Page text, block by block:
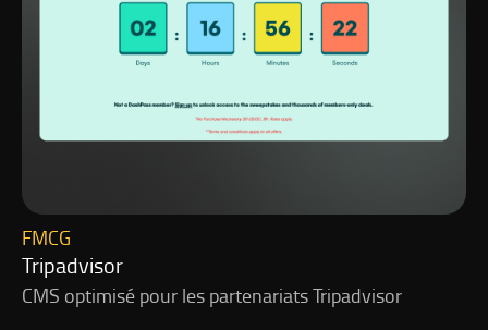
Tripadvisor
FMCG
CMS optimisé pour les partenariats Tripadvisor